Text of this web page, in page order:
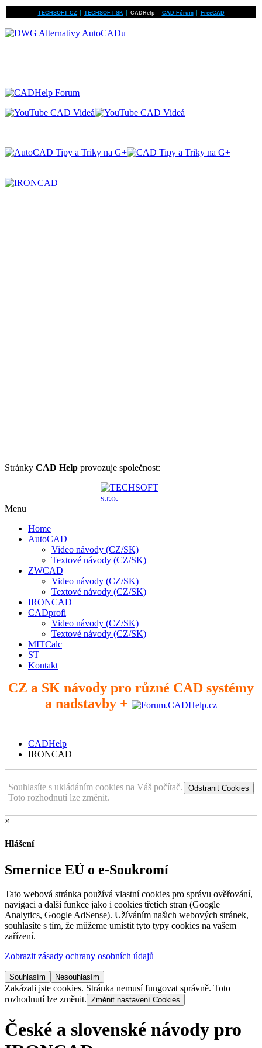
TECHSOFT CZ│ TECHSOFT SK│ CADHelp CAD Fórum│ FreeCAD
Stránky CAD Help provozuje společnost:
Menu
Home
AutoCAD
Video návody (CZ/SK)
Textové návody (CZ/SK)
ZWCAD
Video návody (CZ/SK)
Textové návody (CZ/SK)
IRONCAD
CADprofi
Video návody (CZ/SK)
Textové návody (CZ/SK)
MITCalc
ST
Kontakt
CZ a SK návody pro různé CAD systémy
a nadstavby +
CADHelp
IRONCAD
Odstranit Cookies
Souhlasíte s ukládáním cookies na Váš počítač.
Toto rozhodnutí lze změnit.
×
Hlášení
Smernice EÚ o e-Soukromí
Tato webová stránka používá vlastní cookies pro správu ověřování,
navigaci a další funkce jako i cookies třetích stran (Google
Analytics, Google AdSense). Užíváním našich webových stránek,
souhlasíte s tím, že můžeme umístit tyto typy cookies na vašem
zařízení.
Zobrazit zásady ochrany osobních údajů
Souhlasím Nesouhlasím
Zakázali jste cookies. Stránka nemusí fungovat správně. Toto
rozhodnutí lze změnit. Změnit nastavení Cookies
České a slovenské návody pro